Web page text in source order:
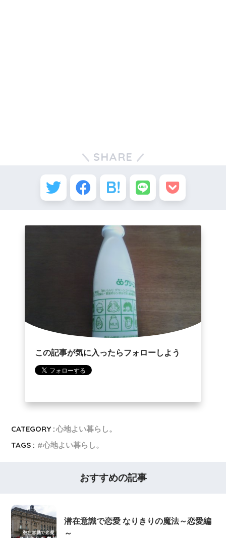
SHARE
この記事が気に入ったらフォローしよう
CATEGORY :心地よい暮らし。
TAGS :
心地よい暮らし。
おすすめの記事
潜在意識で恋愛 なりきりの魔法～恋愛編
～